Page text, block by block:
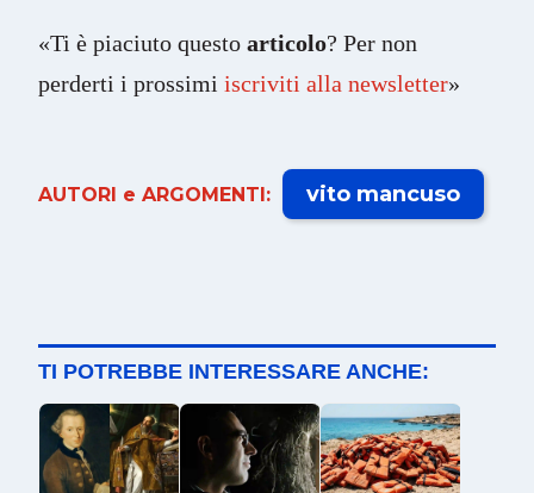
«Ti è piaciuto questo articolo? Per non
perderti i prossimi iscriviti alla newsletter»
AUTORI e ARGOMENTI: vito mancuso
TI POTREBBE INTERESSARE ANCHE: